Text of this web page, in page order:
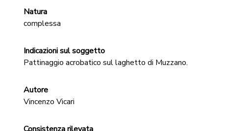
Natura
complessa
Indicazioni sul soggetto
Pattinaggio acrobatico sul laghetto di Muzzano.
Autore
Vincenzo Vicari